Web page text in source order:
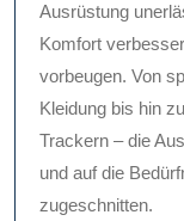
Ausrüstung
Komfort
vorbeugen. Von
Kleidung bis hin
Trackern – die
und auf die
zugeschnitten.